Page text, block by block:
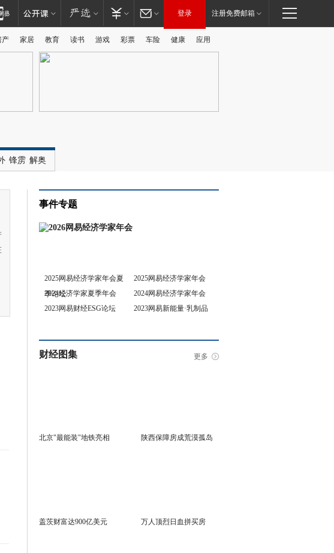
登录 注册免费邮箱
产 家居 教育 读书 游戏 彩票 车险 健康 应用
锋雳 解奥
事件专题
2025网易经济学家年会夏
季论坛
2025网易经济学家年会
2024经济学家夏季年会
2024网易经济学家年会
2023网易财经ESG论坛
2023网易新能量·乳制品
财经图集 更多
北京"最能装"地铁亮相 陕西保障房成荒漠孤岛
盖茨财富达900亿美元 万人顶烈日血拼买房